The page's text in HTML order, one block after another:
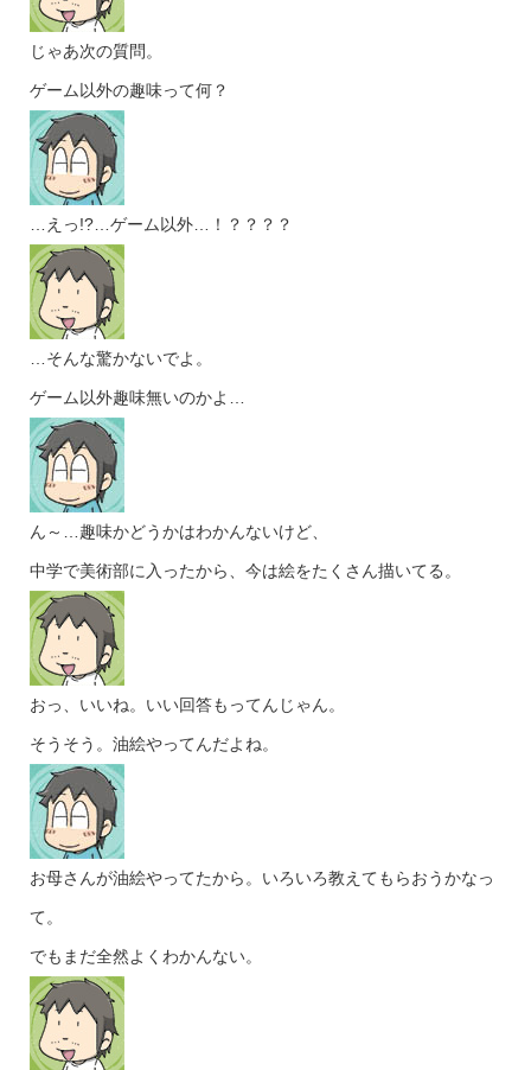
じゃあ次の質問。
ゲーム以外の趣味って何？
…えっ!?…ゲーム以外…！？？？？
…そんな驚かないでよ。
ゲーム以外趣味無いのかよ…
ん～…趣味かどうかはわかんないけど、
中学で美術部に入ったから、今は絵をたくさん描いてる。
おっ、いいね。いい回答もってんじゃん。
そうそう。油絵やってんだよね。
お母さんが油絵やってたから。いろいろ教えてもらおうかなっ
て。
でもまだ全然よくわかんない。